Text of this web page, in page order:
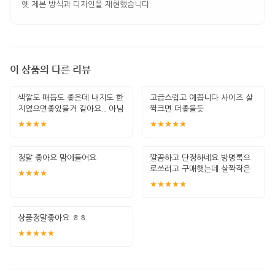
옛 제본 방식과 디자인을 재현했습니다.
이 상품의 다른 리뷰
색깔도 매듭도 좋은데 내지도 한
지였으면좋았을거 같아요.. 아님
내지 한지
★★★★
고급스럽고 예쁩니다 사이즈 살
짝크면 더좋을듯
★★★★★
정말 좋아요 맘에들어요
★★★★
깔끔하고 단정하네요 방명록으
로쓰려고 구매햇는데 살짝작은
감이 잇네요
★★★★★
상품정말좋아요 ㅎㅎ
★★★★★